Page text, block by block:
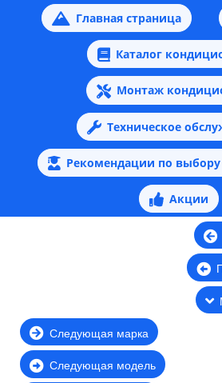
Главная страница
Каталог
Монтаж
Техническое
Рекомендации по
Акции
Следующая марка
Следующая модель